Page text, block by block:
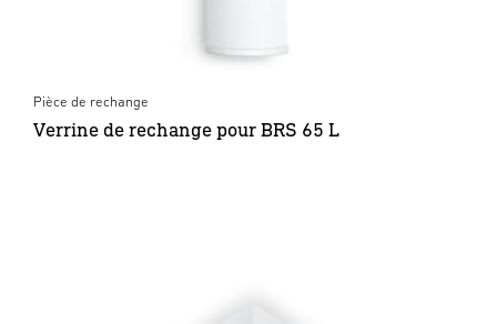
Pièce de rechange
Verrine de rechange pour BRS 65 L